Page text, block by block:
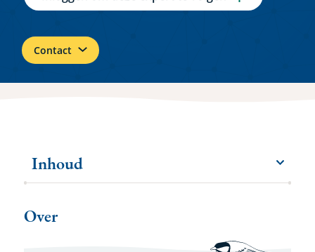
Contact
Inhoud
Meer
menu
items
Over